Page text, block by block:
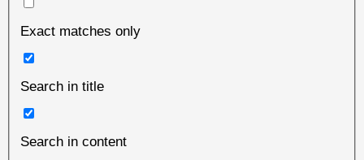
Exact matches only
Search in title
Search in content